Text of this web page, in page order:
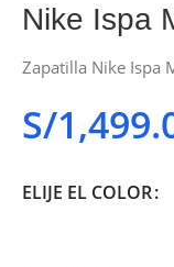
Nike Ispa
Zapatilla Nike Ispa
S/
ELIJE EL COLOR